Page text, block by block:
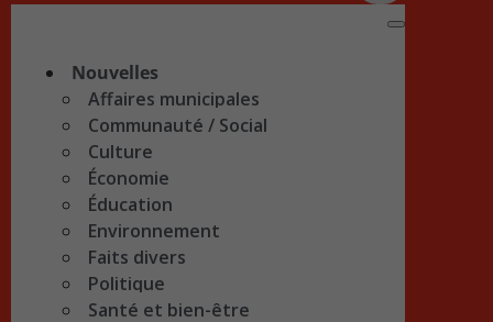
Nouvelles
Affaires municipales
Communauté / Social
Culture
Économie
Éducation
Environnement
Faits divers
Politique
Santé et bien-être